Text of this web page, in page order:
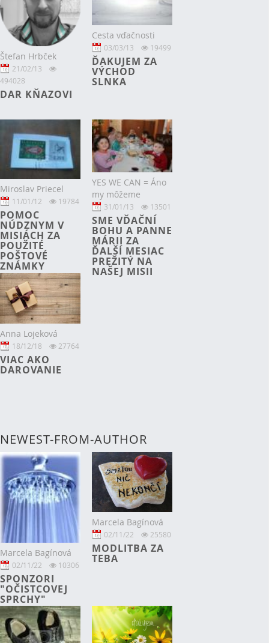
Štefan Hrbček
21/02/13
494028
DAR KŇAZOVI
Cesta vďačnosti
03/03/13 19499
ĎAKUJEM ZA
VÝCHOD
SLNKA
Miroslav Priecel
11/01/12 19784
POMOC
NÚDZNYM V
MISIÁCH ZA
POUŽITÉ
POŠTOVÉ
ZNÁMKY
YES WE CAN = Áno
my môžeme
31/01/13 13501
SME VĎAČNÍ
BOHU A PANNE
MÁRII ZA
ĎALŠÍ MESIAC
PREŽITÝ NA
NAŠEJ MISII
Anna Lojeková
18/12/18 27764
VIAC AKO
DAROVANIE
NEWEST-FROM-AUTHOR
Marcela Bagínová
02/11/22 10306
SPONZORI
"OČISTCOVEJ
SPRCHY"
Marcela Bagínová
02/11/22 25580
MODLITBA ZA
TEBA